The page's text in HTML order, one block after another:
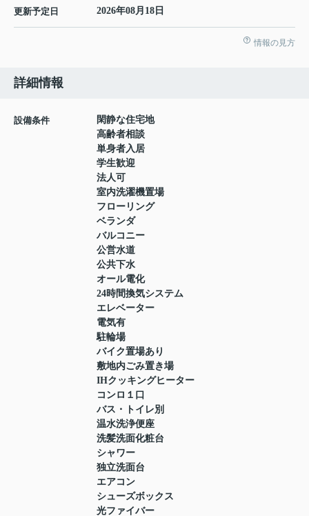
更新予定日 2026年08月18日
情報の見方
詳細情報
設備条件
閑静な住宅地
高齢者相談
単身者入居
学生歓迎
法人可
室内洗濯機置場
フローリング
ベランダ
バルコニー
公営水道
公共下水
オール電化
24時間換気システム
エレベーター
電気有
駐輪場
バイク置場あり
敷地内ごみ置き場
IHクッキングヒーター
コンロ１口
バス・トイレ別
温水洗浄便座
洗髪洗面化粧台
シャワー
独立洗面台
エアコン
シューズボックス
光ファイバー